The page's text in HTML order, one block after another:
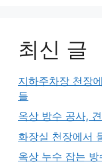
최신 글
지하주차장 천장
들
옥상 방수 공사,
화장실 천장에서
옥상 누수 잡는